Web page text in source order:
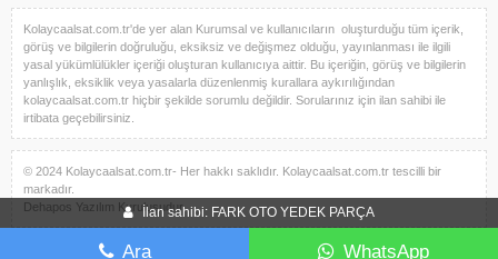
İlan sahibi: FARK OTO YEDEK PARÇA
Ara WhatsApp
Kolaycaalsat.com.tr'de yer alan Kurumsal ve kullanıcıların oluşturduğu tüm içerik,
görüş ve bilgilerin doğruluğu, eksiksiz ve değişmez olduğu, yayınlanması ile ilgili
yasal yükümlülükler içeriği oluşturan kullanıcıya aittir. Bu içeriğin, görüş ve bilgilerin
yanlışlık, eksiklik veya yasalarla düzenlenmiş kurallara aykırılığından
kolaycaalsat.com.tr hiçbir şekilde sorumlu değildir. Sorularınız için ilan sahibi ile
irtibata geçebilirsiniz.
© 2024 Kolaycaalsat.com.tr- Her hakkı saklıdır. Kolaycaalsat.com.tr tescilli bir
markadır.
Dehapos Yazılım Kuruluşudur.